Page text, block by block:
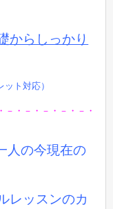
からしっかり
ト対応）
－・－・－・－・－・
人の今現在の
レッスンのカ